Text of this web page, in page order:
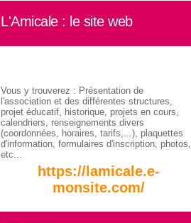
L'Amicale : le site web
Vous y trouverez : Présentation de
l'association et des différentes structures,
projet éducatif, historique, projets en cours,
calendriers, renseignements divers
(coordonnées, horaires, tarifs,...), plaquettes
d'information, formulaires d'inscription, photos,
etc...
https://lamicale.e-
monsite.com/